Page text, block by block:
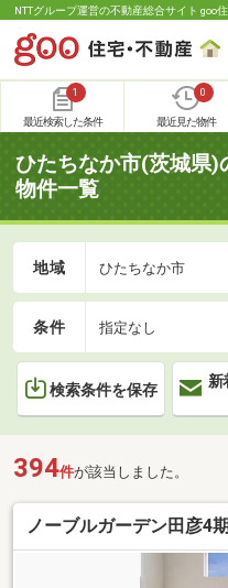
NTTグループ運営の不動産総合サイト goo
1
最近検索した条件
0
最近見た物件
ひたちなか市(茨城県)
物件一覧
地域 ひたちなか市
条件 指定なし
検索条件を保存
新
394件が該当しました。
ノーブルガーデン田彦4